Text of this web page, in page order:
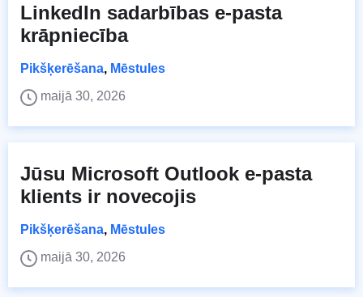
LinkedIn sadarbības e-pasta
krāpniecība
Pikšķerēšana, Mēstules
maijā 30, 2026
Jūsu Microsoft Outlook e-pasta
klients ir novecojis
Pikšķerēšana, Mēstules
maijā 30, 2026